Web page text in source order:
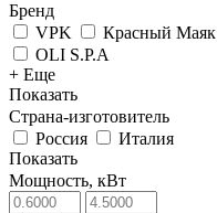
Бренд
VPK
Красный Маяк
OLI S.P.A
+ Еще
Показать
Страна-изготовитель
Россия
Италия
Показать
Мощность, кВт